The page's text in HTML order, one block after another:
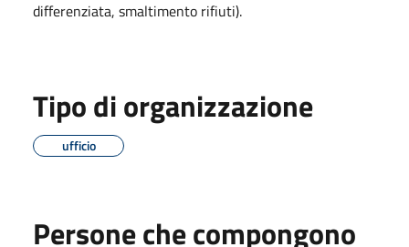
differenziata, smaltimento rifiuti).
Tipo di organizzazione
ufficio
Persone che compongono